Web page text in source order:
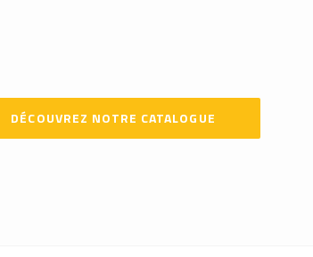
DÉCOUVREZ NOTRE CATALOGUE